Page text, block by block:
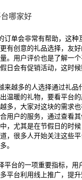
哪家好
单会非常有帮助，这种
有创意的礼品选择，友
。用户评价也是了解一
日会有促销活动，这时候
越多的人选择通过礼品
温暖的礼物，要看平台
多，大家对这块的需求
用户的服务，通过查看
，尤其是在节假日的时
，很多人开始关注这些
。
台的一项重要指标，用
平台利用线上推广，提